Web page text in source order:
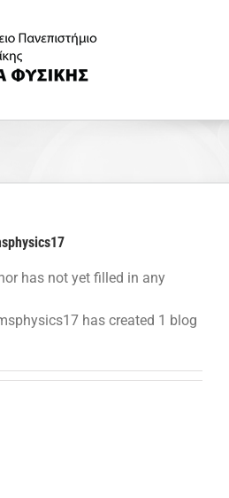
has not yet filled in any
has created 1 blog